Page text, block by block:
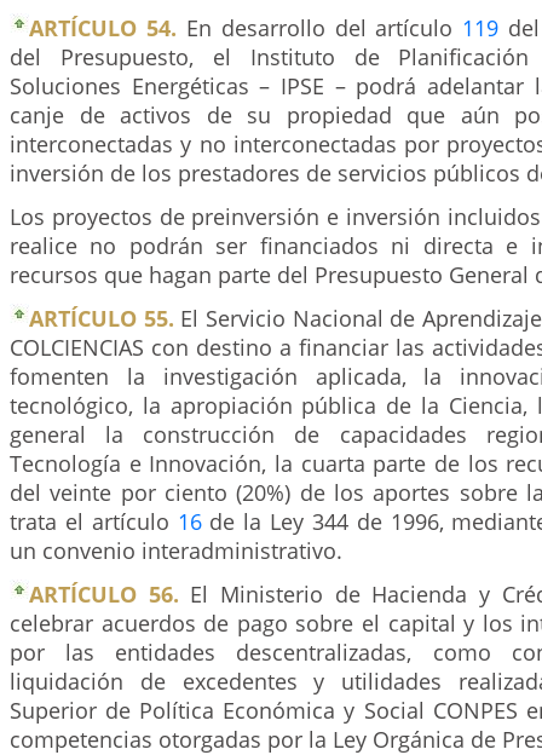
ARTÍCULO 54. En desarrollo del artículo 119
del Presupuesto, el Instituto de
Soluciones Energéticas – IPSE – podrá adelantar
canje de activos de su propiedad que aún
interconectadas y no interconectadas por
inversión de los prestadores de servicios públicos
Los proyectos de preinversión e inversión
realice no podrán ser financiados ni directa e
recursos que hagan parte del Presupuesto General
ARTÍCULO 55. El Servicio Nacional de
COLCIENCIAS con destino a financiar las
fomenten la investigación aplicada, la
tecnológico, la apropiación pública de la Ciencia,
general la construcción de capacidades
Tecnología e Innovación, la cuarta parte de los
del veinte por ciento (20%) de los aportes sobre
trata el artículo 16de la Ley 344 de 1996,
un convenio interadministrativo.
ARTÍCULO 56. El Ministerio de Hacienda y
celebrar acuerdos de pago sobre el capital y los
por las entidades descentralizadas, como
liquidación de excedentes y utilidades
Superior de Política Económica y Social CONPES
competencias otorgadas por la Ley Orgánica de